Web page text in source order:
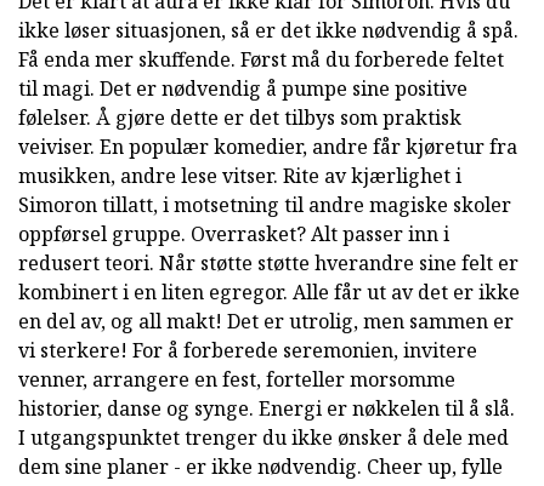
ikke løser situasjonen, så er det ikke nødvendig å spå.
Få enda mer skuffende. Først må du forberede feltet
til magi. Det er nødvendig å pumpe sine positive
følelser. Å gjøre dette er det tilbys som praktisk
veiviser. En populær komedier, andre får kjøretur fra
musikken, andre lese vitser. Rite av kjærlighet i
Simoron tillatt, i motsetning til andre magiske skoler
oppførsel gruppe. Overrasket? Alt passer inn i
redusert teori. Når støtte støtte hverandre sine felt er
kombinert i en liten egregor. Alle får ut av det er ikke
en del av, og all makt! Det er utrolig, men sammen er
vi sterkere! For å forberede seremonien, invitere
venner, arrangere en fest, forteller morsomme
historier, danse og synge. Energi er nøkkelen til å slå.
I utgangspunktet trenger du ikke ønsker å dele med
dem sine planer - er ikke nødvendig. Cheer up, fylle